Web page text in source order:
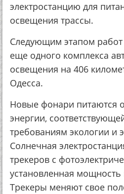
электростанцию для
освещения трассы.
Следующим этапом работ
еще одного комплекса
освещения на 406
Одесса.
Новые фонари питаются
энергии,
требованиям экологии и
Солнечная
трекеров с
установленная
Трекеры меняют свое